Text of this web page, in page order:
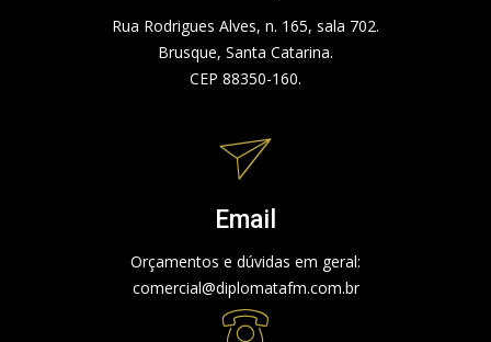
Rua Rodrigues Alves, n. 165, sala 702.
Brusque, Santa Catarina.
CEP 88350-160.
Email
Orçamentos e dúvidas em geral:
comercial@diplomatafm.com.br